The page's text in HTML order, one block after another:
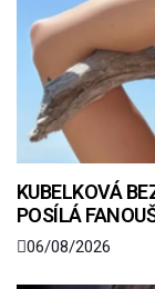
KUBELKOVÁ
POSÍLÁ
06/08/2026